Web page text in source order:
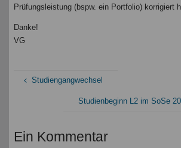
Prüfungsleistung (bspw. ein Portfolio) korrigiert
Danke!
VG
Studiengangwechsel
Studienbeginn L2 im SoSe
Ein Kommentar